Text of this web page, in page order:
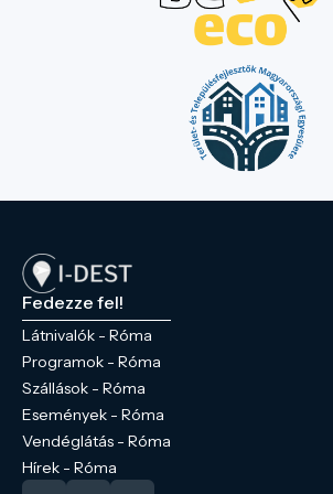
Fedezze fel!
Látnivalók - Róma
Programok - Róma
Szállások - Róma
Események - Róma
Vendéglátás - Róma
Hírek - Róma